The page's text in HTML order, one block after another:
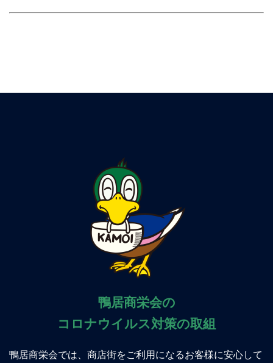
鴨居商栄会の
コロナウイルス対策の取組
鴨居商栄会では、商店街をご利用になるお客様に安心して